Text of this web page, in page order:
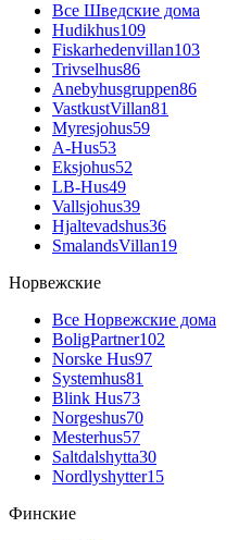
Все Шведские дома
Hudikhus109
Fiskarhedenvillan103
Trivselhus86
Anebyhusgruppen86
VastkustVillan81
Myresjohus59
A-Hus53
Eksjohus52
LB-Hus49
Vallsjohus39
Hjaltevadshus36
SmalandsVillan19
Норвежские
Все Норвежские дома
BoligPartner102
Norske Hus97
Systemhus81
Blink Hus73
Norgeshus70
Mesterhus57
Saltdalshytta30
Nordlyshytter15
Финские